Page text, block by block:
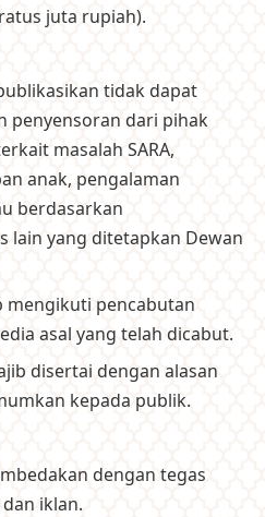
juta rupiah).
tidak dapat
penyensoran dari pihak
masalah SARA,
anak, pengalaman
berdasarkan
lain yang ditetapkan Dewan
mengikuti pencabutan
asal yang telah dicabut.
disertai dengan alasan
kepada publik.
dengan tegas
iklan.